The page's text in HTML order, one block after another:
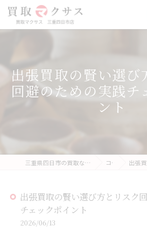
出張買取の賢い選び
回避のための実践チ
ント
三重県四日市の買取なら買取マクサス 三重四日市店 コラム 出張買取の賢
出張買取の賢い選び方とリスク
チェックポイント
2026/06/13